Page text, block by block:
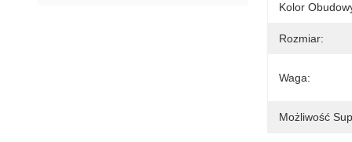
Kolor
Rozmiar:
Waga:
Możliwość